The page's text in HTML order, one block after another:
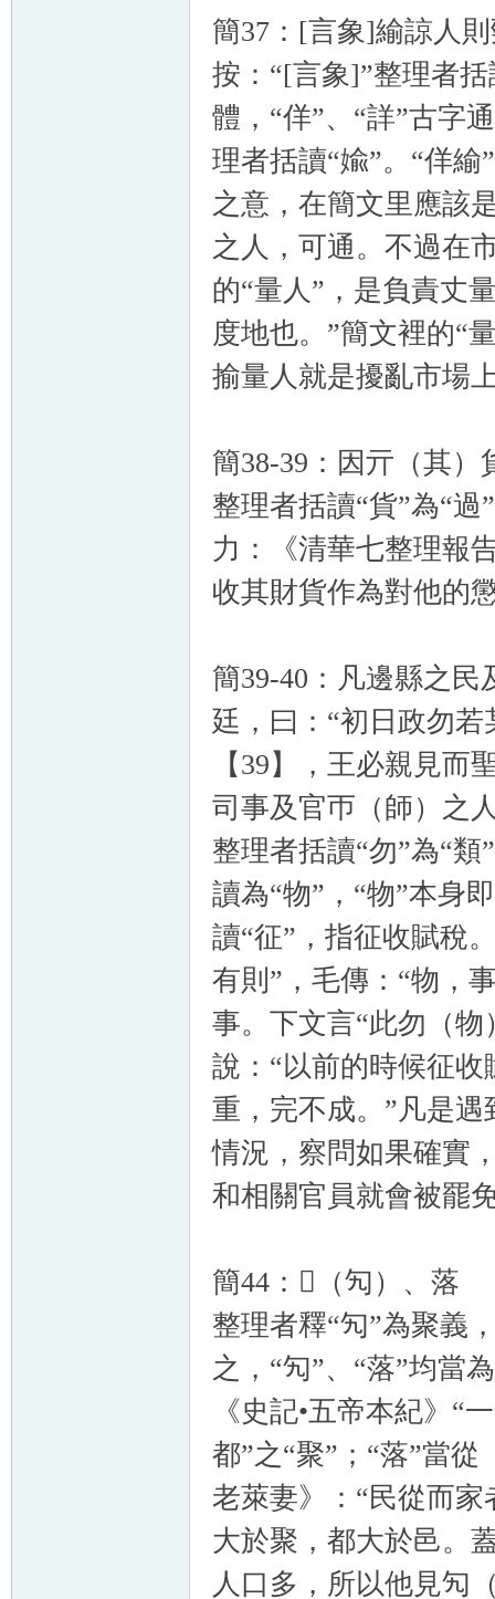
簡37：[言象]緰諒人
按：“[言象]”整理者
體，“佯”、“詳”古字
理者括讀“婾”。“佯
之意，在簡文里應該
之人，可通。不過在
的“量人”，是負責丈
度地也。”簡文裡的“
揄量人就是擾亂市場
簡38-39：因亓（其
整理者括讀“貨”為“
力：《清華七整理報
收其財貨作為對他的
簡39-40：凡邊縣之
廷，曰：“初日政勿
【39】，王必親見
司事及官帀（師）之
整理者括讀“勿”為“
讀為“物”，“物”本身
讀“征”，指征收賦稅
有則”，毛傳：“物，
事。下文言“此勿（物
說：“以前的時候征
重，完不成。”凡是
情況，察問如果確實
和相關官員就會被罷
簡44：𠣿（勼）、落
整理者釋“勼”為聚義
之，“勼”、“落”均當
《史記•五帝本紀》“
都”之“聚”；“落”當
老萊妻》：“民從而
大於聚，都大於邑。
人口多，所以他見勼